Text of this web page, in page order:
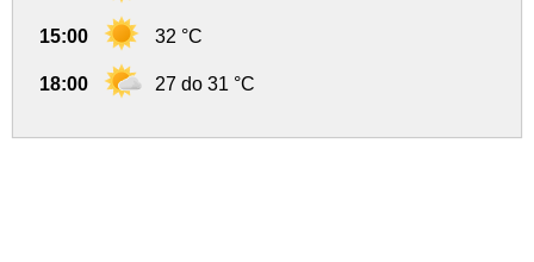
15:00 32 °C
18:00 27 do 31 °C